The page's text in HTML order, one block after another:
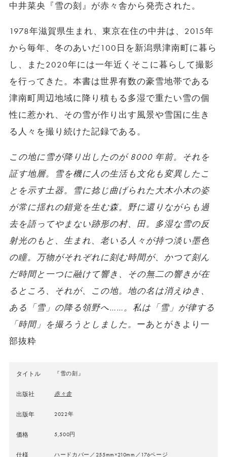
中井菜央『雪の刻』が赤々舎から発売された。
1978年滋賀県生まれ、東京在住の中井は、2015年
から毎年、冬のあいだ100日を新潟県津南町に暮ら
し、また2020年には一年近くそこに暮らして撮影
を行ってきた。本書は世界有数の豪雪地帯である
津南町周辺地域に降り積もる多湿で重たい雪の個
性に惹かれ、その雪が作り出す風景や雪国に生き
る人々を撮り続けた記録である。
この地に雪が降り出したのが 8000 年前。それを
証す地層。雪を機に人の生活も文化も変異したこ
とを示す土器。雪に捻じ曲げられた大木小木の姿
が常に揺れの錯覚を生む森。野に還りながらも過
去を語ってやまない跡形の村、田。多湿な雪の反
射光のもと、生まれ、老いる人々が持つ淡い墨色
の瞳。 万物がそれぞれに刻む時間が、かつて刻ん
だ時間と一つに融けて響き、その無二の響きが在
るところ、それが、この地。地の名は消えゆき、
ある「雪」の降る領野へ……。 私は「雪」が律する
「時間」を撮ろうとしました。 ーあとがきより一
部抜粋
タイトル 『雪の刻』
出版社 赤々舎
出版年 2022年
価格 5,500円
仕様 ハードカバー／255mm×210mm／176ページ